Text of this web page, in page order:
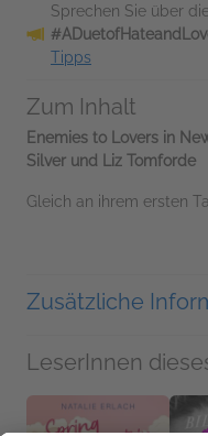
Sprechen Sie über
Tipps
Zum Inhalt
Enemies to Lovers in
Silver und Liz Tomforde
Gleich an ihrem ersten
Zusätzliche
LeserInnen